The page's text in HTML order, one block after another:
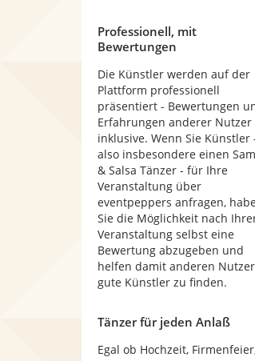
Professionell, mit
Bewertungen
Die Künstler werden auf der
Plattform professionell
präsentiert - Bewertungen
Erfahrungen anderer Nutzer
inklusive. Wenn Sie Künstler
also insbesondere einen
& Salsa Tänzer - für Ihre
Veranstaltung über
eventpeppers anfragen,
Sie die Möglichkeit nach
Veranstaltung selbst eine
Bewertung abzugeben und
helfen damit anderen
gute Künstler zu finden.
Tänzer für jeden Anlaß
Egal ob Hochzeit,